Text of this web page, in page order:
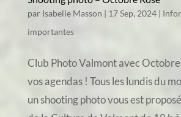
par Isabelle Masson | 17 Sep, 2024|
importantes
Club Photo Valmont avec
vos agendas ! Tous les lundis du
un shooting photo vous est